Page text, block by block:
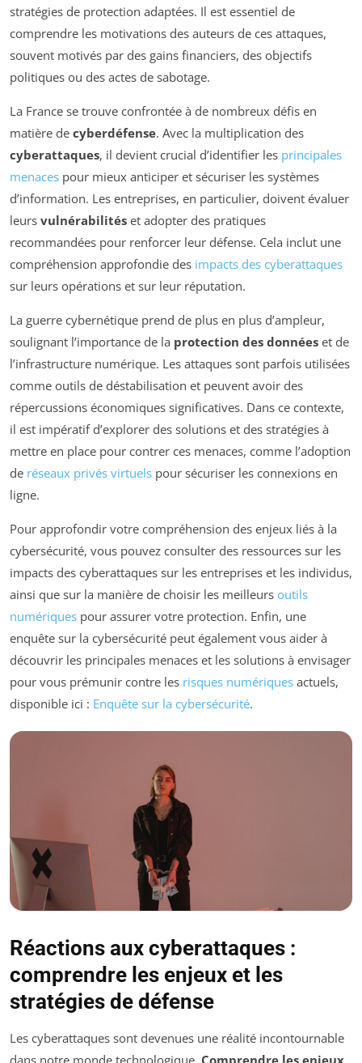
stratégies de protection adaptées. Il est essentiel de
comprendre les motivations des auteurs de ces attaques,
souvent motivés par des gains financiers, des objectifs
politiques ou des actes de sabotage.
La France se trouve confrontée à de nombreux défis en
matière de cyberdéfense. Avec la multiplication des
cyberattaques, il devient crucial d’identifier les principales
menaces pour mieux anticiper et sécuriser les systèmes
d’information. Les entreprises, en particulier, doivent évaluer
leurs vulnérabilités et adopter des pratiques
recommandées pour renforcer leur défense. Cela inclut une
compréhension approfondie des impacts des cyberattaques
sur leurs opérations et sur leur réputation.
La guerre cybernétique prend de plus en plus d’ampleur,
soulignant l’importance de la protection des données et de
l’infrastructure numérique. Les attaques sont parfois utilisées
comme outils de déstabilisation et peuvent avoir des
répercussions économiques significatives. Dans ce contexte,
il est impératif d’explorer des solutions et des stratégies à
mettre en place pour contrer ces menaces, comme l’adoption
de réseaux privés virtuels pour sécuriser les connexions en
ligne.
Pour approfondir votre compréhension des enjeux liés à la
cybersécurité, vous pouvez consulter des ressources sur les
impacts des cyberattaques sur les entreprises et les individus,
ainsi que sur la manière de choisir les meilleurs outils
numériques pour assurer votre protection. Enfin, une
enquête sur la cybersécurité peut également vous aider à
découvrir les principales menaces et les solutions à envisager
pour vous prémunir contre les risques numériques actuels,
disponible ici : Enquête sur la cybersécurité.
Réactions aux cyberattaques :
comprendre les enjeux et les
stratégies de défense
Les cyberattaques sont devenues une réalité incontournable
dans notre monde technologique. Comprendre les enjeux